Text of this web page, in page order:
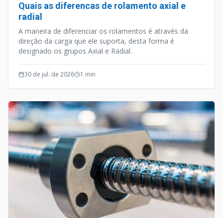
Quais as diferencas de rolamento axial e
radial
A maneira de diferenciar os rolamentos é através da
direção da carga que ele suporta, desta forma é
designado os grupos Axial e Radial.
30 de jul. de 2026 1 min